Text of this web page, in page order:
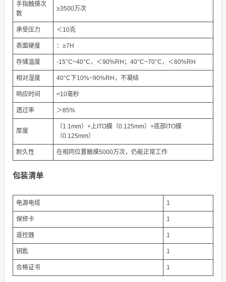
手指触摸次
数
≥3500万次
承受压力 ＜10克
表面硬度 ：≥7H
存储温度 -15°C~40°C，＜90%RH；40°C~70°C，＜60%RH
相对湿度 40°C下10%~90%RH，不凝结
响应时间 <10毫秒
透过率 ＞85%
厚度
（1.1mm）+上ITO膜（0.125mm）+底部ITO膜
（0.125mm）
耐久性 在相同位置触摸5000万次，仍能正常工作
包装清单
电源电缆 1
保修卡 1
遥控器 1
钥匙 1
合格证书 1